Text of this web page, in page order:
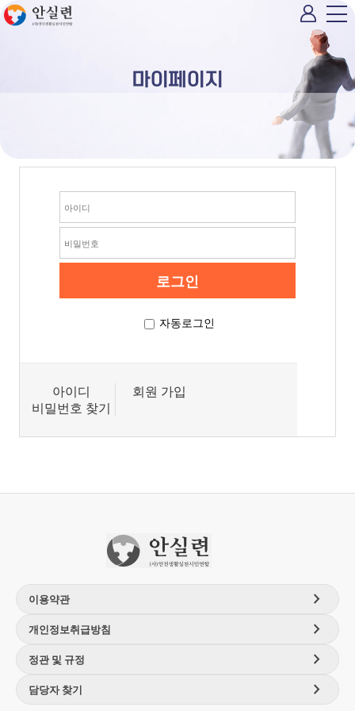
마이페이지
자동로그인
아이디
비밀번호 찾기
회원 가입
이용약관 chevron_right
개인정보취급방침 chevron_right
정관 및 규정 chevron_right
담당자 찾기 chevron_right